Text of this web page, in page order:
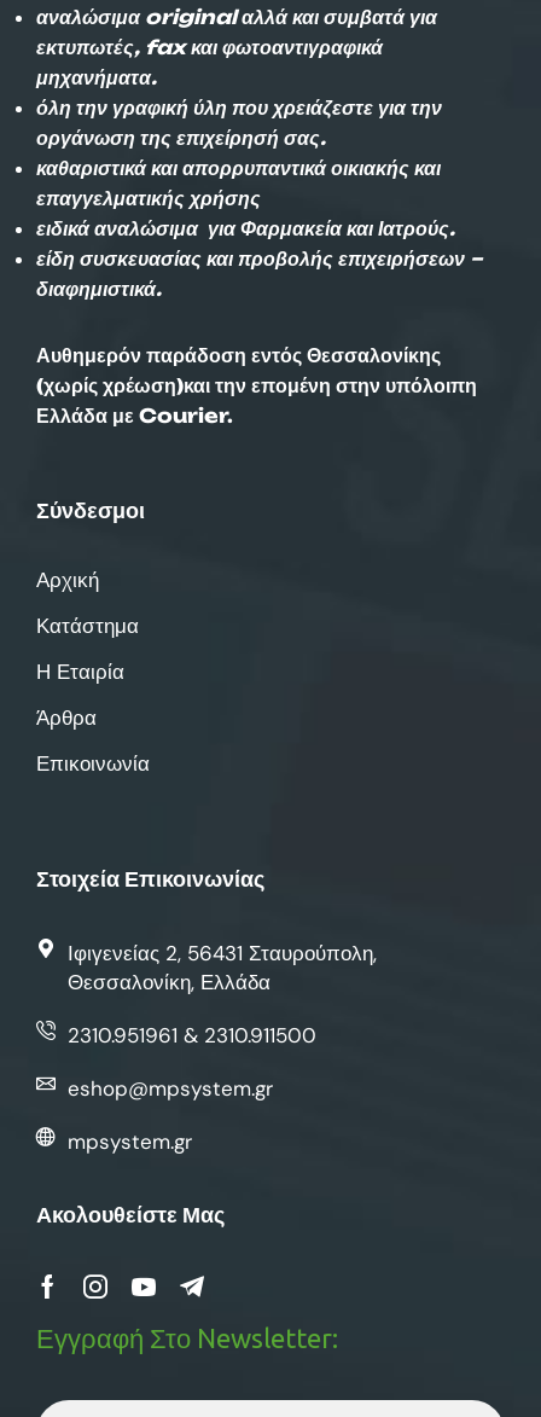
αναλώσιμα original αλλά και συμβατά για
εκτυπωτές, fax και φωτοαντιγραφικά
μηχανήματα.
όλη την γραφική ύλη που χρειάζεστε για την
οργάνωση της επιχείρησή σας.
καθαριστικά και απορρυπαντικά οικιακής και
επαγγελματικής χρήσης
ειδικά αναλώσιμα για Φαρμακεία και Ιατρούς.
είδη συσκευασίας και προβολής επιχειρήσεων –
διαφημιστικά.
Αυθημερόν παράδοση εντός Θεσσαλονίκης
(χωρίς χρέωση)και την επομένη στην υπόλοιπη
Ελλάδα με Courier.
Σύνδεσμοι
Αρχική
Κατάστημα
Η Εταιρία
Άρθρα
Επικοινωνία
Στοιχεία Επικοινωνίας
Ιφιγενείας 2, 56431 Σταυρούπολη,
Θεσσαλονίκη, Ελλάδα
2310.951961 & 2310.911500
eshop@mpsystem.gr
mpsystem.gr
Ακολουθείστε Μας
Εγγραφή Στο Newsletter: